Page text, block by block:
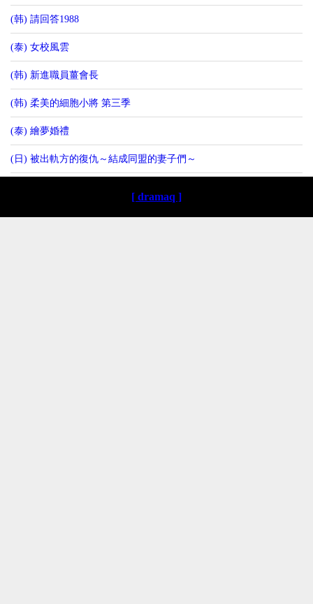
(韩) 請回答1988
(泰) 女校風雲
(韩) 新進職員薑會長
(韩) 柔美的細胞小將 第三季
(泰) 繪夢婚禮
(日) 被出軌方的復仇～結成同盟的妻子們～
[ dramaq ]